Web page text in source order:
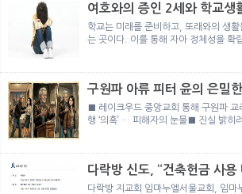
여호와의 증인 2세와 학교생
학교는 미래를 준비하고, 또래와의 생
는 곳이다. 이를 통해 자아 정체성을 확
구원파 아류 피터 윤의 은밀
■ 레이크우드 중앙교회 통해 구원파 교
행 ‘의혹’ … 피해자의 눈물■ 진실 밝히
다락방 신도, “건축헌금 사용
다락방 지교회 임마누엘서울교회, 임마